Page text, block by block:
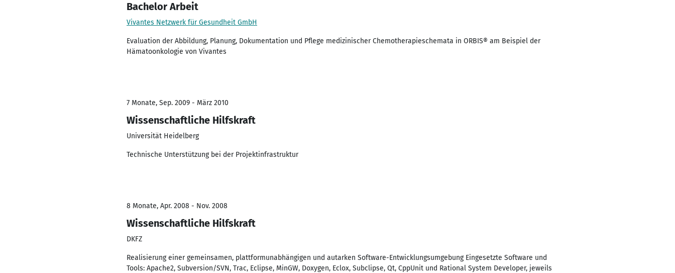
Bachelor Arbeit
Vivantes Netzwerk für Gesundheit GmbH
Evaluation der Abbildung, Planung, Dokumentation und Pflege medizinischer Chemotherapieschemata in ORBIS® am Beispiel der
Hämatoonkologie von Vivantes
7 Monate, Sep. 2009 - März 2010
Wissenschaftliche Hilfskraft
Universität Heidelberg
Technische Unterstützung bei der Projektinfrastruktur
8 Monate, Apr. 2008 - Nov. 2008
Wissenschaftliche Hilfskraft
DKFZ
Realisierung einer gemeinsamen, plattformunabhängigen und autarken Software-Entwicklungsumgebung Eingesetzte Software und
Tools: Apache2, Subversion/SVN, Trac, Eclipse, MinGW, Doxygen, Eclox, Subclipse, Qt, CppUnit und Rational System Developer, jeweils